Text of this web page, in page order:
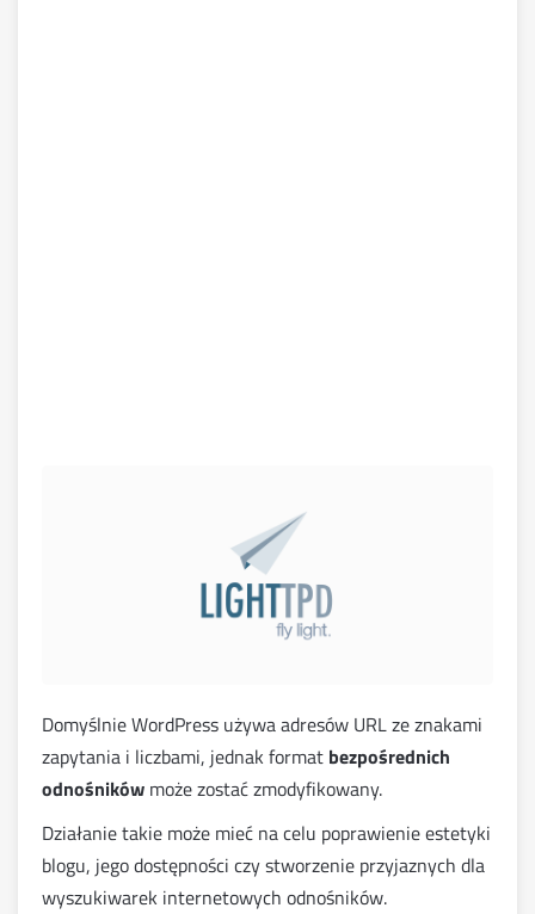
Domyślnie WordPress używa adresów URL ze znakami
zapytania i liczbami, jednak format bezpośrednich
odnośników może zostać zmodyfikowany.
Działanie takie może mieć na celu poprawienie estetyki
blogu, jego dostępności czy stworzenie przyjaznych dla
wyszukiwarek internetowych odnośników.